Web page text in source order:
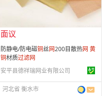
面议
防静电/防电磁铜丝网200目散热网 黄
铜材质过滤网
安平县德祥瑞网业有限公司
河北省 衡水市